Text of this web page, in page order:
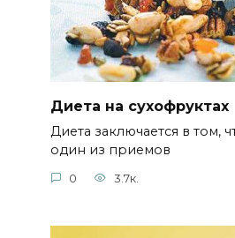
Диета на сухофруктах
Диета заключается в том,
один из приемов
0 3.7к.